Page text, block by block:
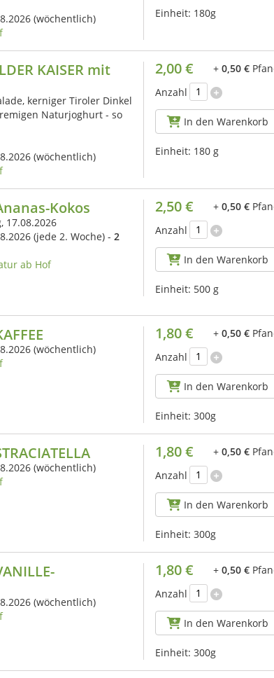
(wöchentlich)
Einheit: 180g
KAISER mit
kerniger Tiroler Dinkel
Naturjoghurt - so
(wöchentlich)
2,00 € + 0,50 €
Anzahl
In den Warenkorb
Einheit: 180 g
Kokos
17.08.2026
(jede 2. Woche) - 2
ab Hof
2,50 € + 0,50 €
Anzahl
In den Warenkorb
Einheit: 500 g
(wöchentlich)
1,80 € + 0,50 €
Anzahl
In den Warenkorb
Einheit: 300g
(wöchentlich)
1,80 € + 0,50 €
Anzahl
In den Warenkorb
Einheit: 300g
(wöchentlich)
1,80 € + 0,50 €
Anzahl
In den Warenkorb
Einheit: 300g